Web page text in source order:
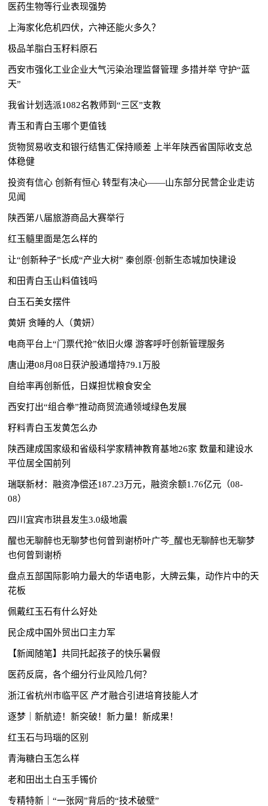
医药生物等行业表现强势
上海家化危机四伏，六神还能火多久？
极品羊脂白玉籽料原石
西安市强化工业企业大气污染治理监督管理 多措并举 守护“蓝
天”
我省计划选派1082名教师到“三区”支教
青玉和青白玉哪个更值钱
货物贸易收支和银行结售汇保持顺差 上半年陕西省国际收支总
体稳健
投资有信心 创新有恒心 转型有决心——山东部分民营企业走访
见闻
陕西第八届旅游商品大赛举行
红玉髓里面是怎么样的
让“创新种子”长成“产业大树” 秦创原·创新生态城加快建设
和田青白玉山料值钱吗
白玉石美女摆件
黄妍 贪睡的人（黄妍）
电商平台上“门票代抢”依旧火爆 游客呼吁创新管理服务
唐山港08月08日获沪股通增持79.1万股
自给率再创新低，日媒担忧粮食安全
西安打出“组合拳”推动商贸流通领域绿色发展
籽料青白玉发黄怎么办
陕西建成国家级和省级科学家精神教育基地26家 数量和建设水
平位居全国前列
瑞联新材：融资净偿还187.23万元，融资余额1.76亿元（08-
08）
四川宜宾市珙县发生3.0级地震
醒也无聊醉也无聊梦也何曾到谢桥叶广芩_醒也无聊醉也无聊梦
也何曾到谢桥
盘点五部国际影响力最大的华语电影，大牌云集，动作片中的天
花板
佩戴红玉石有什么好处
民企成中国外贸出口主力军
【新闻随笔】共同托起孩子的快乐暑假
医药反腐，各个细分行业风险几何？
浙江省杭州市临平区 产才融合引进培育技能人才
逐梦｜新航迹！新突破！新力量！新成果！
红玉石与玛瑙的区别
青海糖白玉怎么样
老和田出土白玉手镯价
专精特新｜“一张网”背后的“技术破壁”